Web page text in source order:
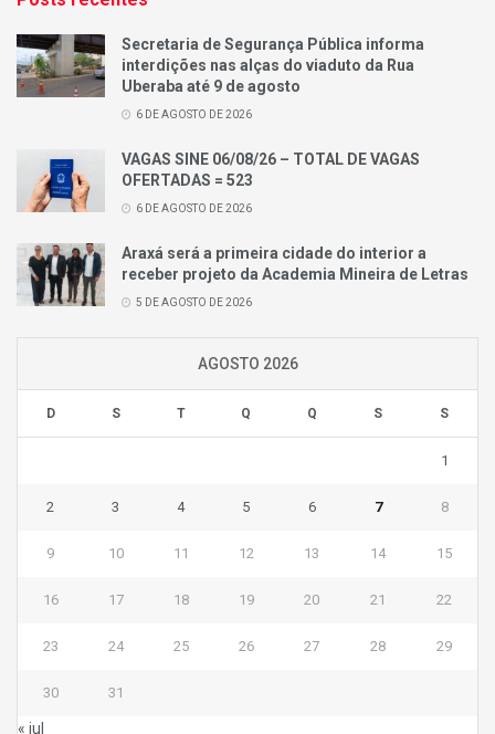
Secretaria de Segurança Pública informa
interdições nas alças do viaduto da Rua
Uberaba até 9 de agosto
6 DE AGOSTO DE 2026
VAGAS SINE 06/08/26 – TOTAL DE VAGAS
OFERTADAS = 523
6 DE AGOSTO DE 2026
Araxá será a primeira cidade do interior a
receber projeto da Academia Mineira de Letras
5 DE AGOSTO DE 2026
AGOSTO 2026
D S T Q Q S S
1
2 3 4 5 6 7 8
9 10 11 12 13 14 15
16 17 18 19 20 21 22
23 24 25 26 27 28 29
30 31
« jul